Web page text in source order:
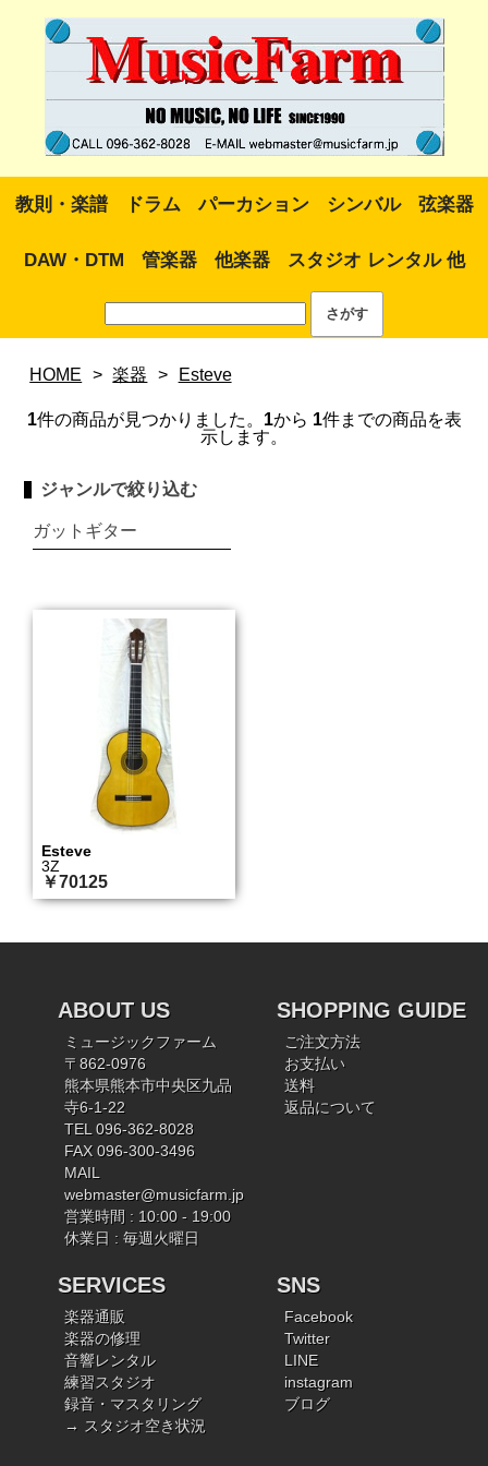
教則・楽譜 ドラム パーカション シンバル 弦楽器
DAW・DTM 管楽器 他楽器 スタジオ レンタル 他
HOME > 楽器 > Esteve
1件の商品が見つかりました。 1から 1件までの商品を表
示します。
ジャンルで絞り込む
ガットギター
Esteve
3Z
￥70125
ABOUT US
ミュージックファーム
〒862-0976
熊本県熊本市中央区九品
寺6-1-22
TEL 096-362-8028
FAX 096-300-3496
MAIL
webmaster@musicfarm.jp
営業時間 : 10:00 - 19:00
休業日 : 毎週火曜日
SHOPPING GUIDE
ご注文方法
お支払い
送料
返品について
SERVICES
楽器通販
楽器の修理
音響レンタル
練習スタジオ
録音・マスタリング
→ スタジオ空き状況
SNS
Facebook
Twitter
LINE
instagram
ブログ